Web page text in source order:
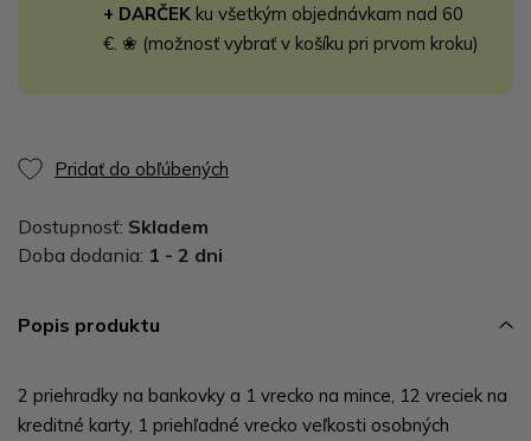
+ DARČEK ku všetkým objednávkam nad 60
€. ❀ (možnosť vybrať v košíku pri prvom kroku)
Pridať do obľúbených
Dostupnosť: Skladem
Doba dodania: 1 - 2 dni
Popis produktu
2 priehradky na bankovky a 1 vrecko na mince, 12 vreciek na
kreditné karty, 1 priehľadné vrecko veľkosti osobných